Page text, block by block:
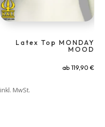
Latex Top MONDAY
MOOD
ab 119,90 €
inkl. MwSt.